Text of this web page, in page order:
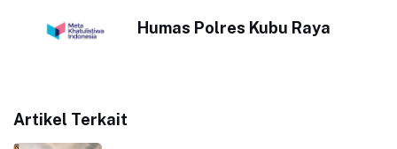
Humas Polres Kubu Raya
Artikel Terkait